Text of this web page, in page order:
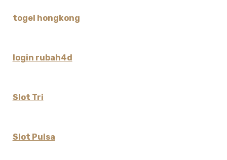
togel hongkong
login rubah4d
Slot Tri
Slot Pulsa